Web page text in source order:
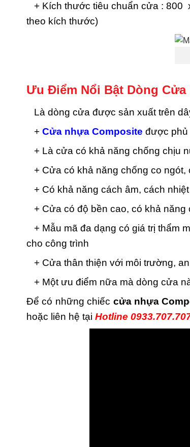
+ Kích thước tiêu chuẩn cửa : 800
theo kích thước)
Ưu Điểm Nổi Bật Dòng
Là dòng cửa được sản xuất trên
+ Cửa nhựa Composite được phủ
+ Là cửa có khả năng chống chịu
+ Cửa có khả năng chống co ngót,
+ Có khả năng cách âm, cách
+ Cửa có độ bền cao, có khả
+ Mẫu mã đa dạng có giá trị thẩm
cho công trình
+ Cửa thân thiện với môi trường,
+ Một ưu điểm nữa mà dòng cửa
Để có những chiếc cửa nhựa
hoặc liên hệ tại Hotline